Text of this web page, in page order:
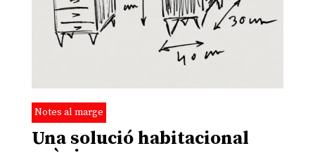
Notes al marge
Una solució habitacional